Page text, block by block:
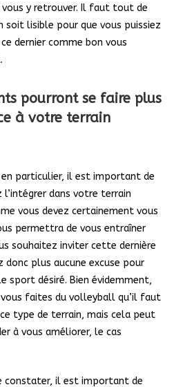
y retrouver. Il faut tout de
soit lisible pour que vous puissiez
dernier comme bon vous
pourront se faire plus
à votre terrain
particulier, il est important de
dans votre terrain
vous devez certainement vous
permettra de vous entraîner
souhaitez inviter cette dernière
donc plus aucune excuse pour
sport désiré. Bien évidemment,
vous faites du volleyball qu’il faut
type de terrain, mais cela peut
à vous améliorer, le cas
constater, il est important de